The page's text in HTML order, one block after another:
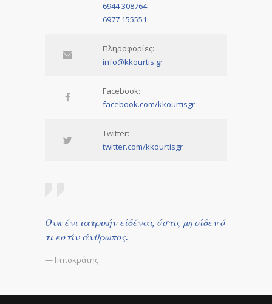
6944 308764
6977 155551
Πληροφορίες:
info@kkourtis.gr
Facebook:
facebook.com/kkourtisgr
Twitter:
twitter.com/kkourtisgr
Ουκ ένι ιατρικήν είδέναι, όστις μη οίδεν ό
τι εστίν άνθρωπος.
— Ιπποκράτης